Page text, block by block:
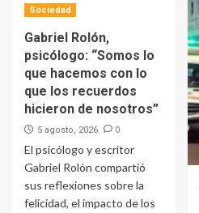
Sociedad
Gabriel Rolón,
psicólogo: “Somos lo
que hacemos con lo
que los recuerdos
hicieron de nosotros”
5 agosto, 2026 0
El psicólogo y escritor
Gabriel Rolón compartió
sus reflexiones sobre la
felicidad, el impacto de los